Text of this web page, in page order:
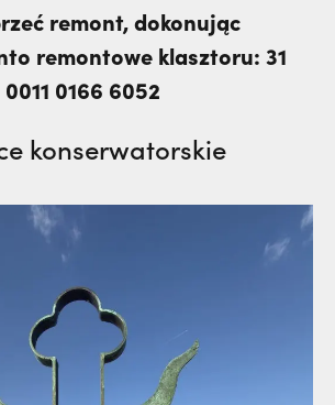
remont, dokonując
remontowe klasztoru: 31
0011 0166 6052
konserwatorskie